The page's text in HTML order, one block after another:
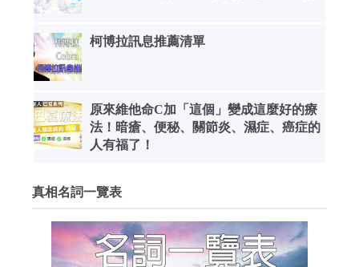
柯博拉訊息推薦清單
原來維他命C加「這個」變成這麼好的療
法！暗瘡、便秘、關節炎、濕症、癌症的
人有福了！
真相名詞一覽表